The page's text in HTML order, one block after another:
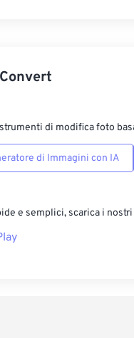
di modifica foto
di Immagini con IA
e semplici, scarica i